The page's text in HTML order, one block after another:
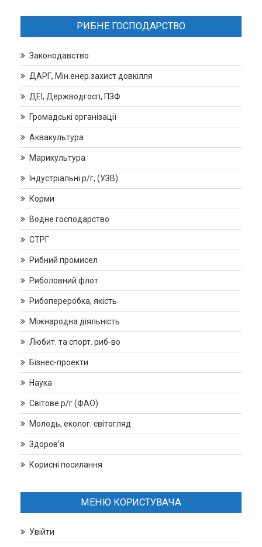
РИБНЕ ГОСПОДАРСТВО
Законодавство
ДАРГ, Мін.енер.захист довкілля
ДЕІ, Держводгосп, ПЗФ
Громадські організації
Аквакультура
Марикультура
Індустріальні р/г, (УЗВ)
Корми
Водне господарство
СТРГ
Рибний промисел
Риболовний флот
Рибопереробка, якість
Міжнародна діяльність
Любит. та спорт. риб-во
Бізнес-проекти
Наука
Світове р/г (ФАО)
Молодь, еколог. світогляд
Здоров’я
Корисні посилання
МЕНЮ КОРИСТУВАЧА
Увійти